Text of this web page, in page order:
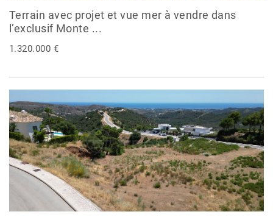
Terrain avec projet et vue mer à vendre dans
l’exclusif Monte ...
1.320.000 €